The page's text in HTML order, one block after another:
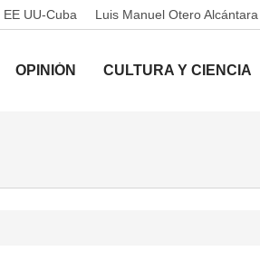
EE UU-Cuba Luis Manuel Otero Alcántara
OPINIÓN CULTURA Y CIENCIA